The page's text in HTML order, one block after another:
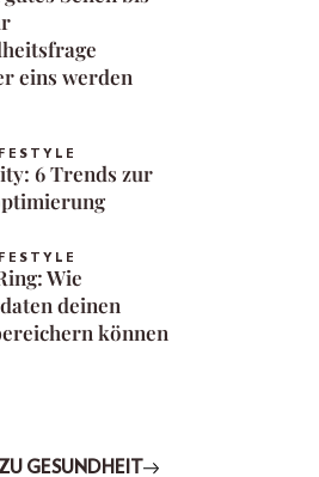
eins werden
6 Trends zur
Wie
deinen
können
GESUNDHEIT